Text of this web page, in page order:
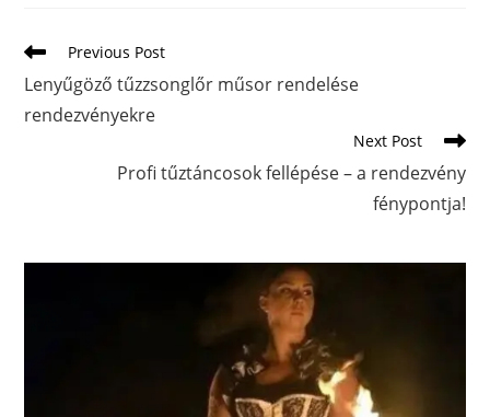
Previous Post
Lenyűgöző tűzzsonglőr műsor rendelése
rendezvényekre
Next Post
Profi tűztáncosok fellépése – a rendezvény
fénypontja!